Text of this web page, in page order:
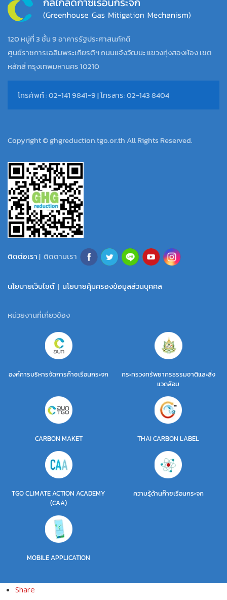
120 หมู่ที่ 3 ชั้น 9 อาคารรัฐประศาสนภักดี
ศูนย์ราชการเฉลิมพระเกียรติฯ ถนนแจ้งวัฒนะ แขวงทุ่งสองห้อง เขต
หลักสี่ กรุงเทพมหานคร 10210
โทรศัพท์ : 02-141 9841-9 | โทรสาร: 02-143 8404
Copyright © ghgreduction.tgo.or.th All Rights Reserved.
ติดต่อเรา| ติดตามเรา
นโยบายเว็บไซต์ | นโยบายคุ้มครองข้อมูลส่วนบุคคล
หน่วยงานที่เกี่ยวข้อง
องค์การบริหารจัดการก๊าซเรือนกระจก
กระทรวงทรัพยากรธรรมชาติและสิ่ง
แวดล้อม
CARBON MAKET THAI CARBON LABEL
TGO CLIMATE ACTION ACADEMY
(CAA)
ความรู้ด้านก๊าซเรือนกระจก
MOBILE APPLICATION
Share